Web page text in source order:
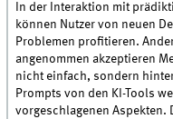
In der Interaktion mit
können Nutzer von neuen
Problemen profitieren.
angenommen akzeptieren
nicht einfach, sondern
Prompts von den KI-Tools
vorgeschlagenen Aspekten.